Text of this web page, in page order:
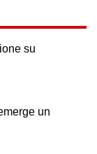
su
un